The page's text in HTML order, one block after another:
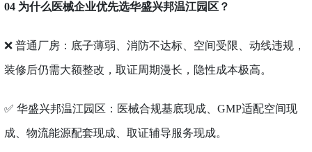
04 为什么医械企业优先选华盛兴邦温江园区？
❌ 普通厂房：底子薄弱、消防不达标、空间受限、动线违规，
装修后仍需大额整改，取证周期漫长，隐性成本极高。
✅ 华盛兴邦温江园区：医械合规基底现成、GMP适配空间现
成、物流能源配套现成、取证辅导服务现成。